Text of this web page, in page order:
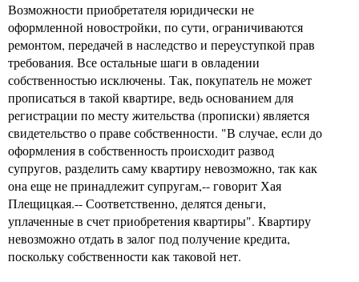
Возможности приобретателя юридически не
оформленной новостройки, по сути, ограничиваются
ремонтом, передачей в наследство и переуступкой прав
требования. Все остальные шаги в овладении
собственностью исключены. Так, покупатель не может
прописаться в такой квартире, ведь основанием для
регистрации по месту жительства (прописки) является
свидетельство о праве собственности. "В случае, если до
оформления в собственность происходит развод
супругов, разделить саму квартиру невозможно, так как
она еще не принадлежит супругам,-- говорит Хая
Плещицкая.-- Соответственно, делятся деньги,
уплаченные в счет приобретения квартиры". Квартиру
невозможно отдать в залог под получение кредита,
поскольку собственности как таковой нет.